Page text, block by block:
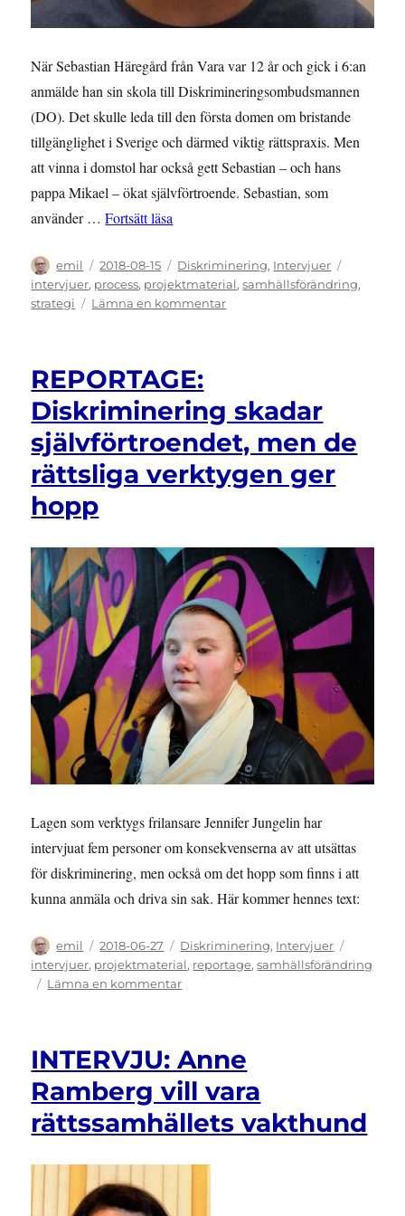
När Sebastian Häregård från Vara var 12 år och gick i 6:an
anmälde han sin skola till Diskrimineringsombudsmannen
(DO). Det skulle leda till den första domen om bristande
tillgänglighet i Sverige och därmed viktig rättspraxis. Men
att vinna i domstol har också gett Sebastian – och hans
pappa Mikael – ökat självförtroende. Sebastian, som
använder …Fortsätt läsa
Författare
emil
Publicerat
den
2018-08-15 Kategorier
Diskriminering, Intervjuer
intervjuer, process, projektmaterial,samhällsförändring,
strategi
Lämna en kommentartill
ny
rättspraxis
och
ökad
respekt
REPORTAGE:
Diskriminering skadar
självförtroendet, men de
rättsliga verktygen ger
hopp
Lagen som verktygs frilansare Jennifer Jungelin har
intervjuat fem personer om konsekvenserna av att utsättas
för diskriminering, men också om det hopp som finns i att
kunna anmäla och driva sin sak. Här kommer hennes text:
Författare
emil
Publicerat
den
2018-06-27 Kategorier
Diskriminering, Intervjuer
intervjuer, projektmaterial, reportage,samhällsförändring
Lämna en kommentartill
självförtroendet,
men
rättsliga
verktygen
INTERVJU: Anne
Ramberg vill vara
rättssamhällets vakthund